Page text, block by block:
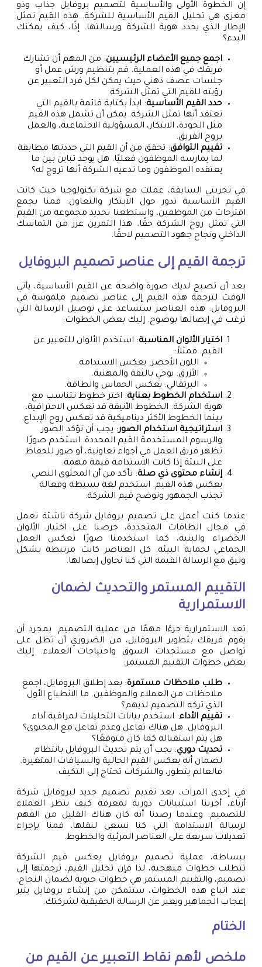
إن الخطوة الأولى والأساسية لتصميم بروفايل جذاب وذو
مغزى هي تحليل القيم الأساسية للشركة. هذه القيم تمثل
الإطار الذي يحدد هوية الشركة ورسالتها. إذًا، كيف يمكنك
البدء؟
اجمع جميع الأعضاء الرئيسيين: من المهم أن تشارك
فريقك في هذه العملية. قم بتنظيم ورش عمل أو
جلسات عصف ذهني حيث يمكن لكل فرد التعبير عن
رؤيته للقيم التي تمثل الشركة.
حدد القيم الأساسية: ابدأ بكتابة قائمة بالقيم التي
تعتقد أنها تمثل الشركة. يمكن أن تشمل هذه القيم
مثل الجودة، الابتكار، المسؤولية الاجتماعية، والعمل
بروح الفريق.
تقييم التوافق: تحقق من أن القيم التي حددتها مطابقة
لما يمارسه الموظفون فعليًا. هل يوجد تباين بين ما
يعتقده الموظفون وما تدعيه الشركة أنها تروج له؟
في تجربتي السابقة، عملت مع شركة تكنولوجيا حيث كانت
القيم الأساسية تدور حول الابتكار والتعاون. قمنا بجمع
اقترحات من الموظفين، واستطعنا تحديد مجموعة من القيم
التي تمثل روح الشركة حقًا. هذا التمرين عزز من التماسك
الداخلي ونجاح جهود التصميم لاحقًا.
ترجمة القيم إلى عناصر تصميم البروفايل
بعد أن تصبح لديك صورة واضحة عن القيم الأساسية، يأتي
الوقت لترجمة هذه القيم إلى عناصر تصميم ملموسة في
البروفايل. هذه العناصر ستساعد على توصيل الرسالة التي
ترغب في إيصالها بوضوح. إليك بعض الخطوات:
اختيار الألوان المناسبة: استخدم الألوان للتعبير عن
القيم. فمثلاً:
اللون الأخضر: يعكس الاستدامة.
الأزرق: يوحي بالثقة والمهنية.
البرتقالي: يعكس الحماس والطاقة.
استخدام الخطوط بعناية: اختر خطوط تتناسب مع
هوية الشركة. الخطوط الأنيقة قد تعكس الاحترافية،
بينما الخطوط الأكثر ديناميكية قد تعكس روح الإبداع.
استراتيجية استخدام الصور: يجب أن تؤكد الصور
والرسوم المستخدمة القيم المحددة. استخدم صورًا
تظهر فريق العمل في أجواء تعاونية، أو صور للحفاظ
على البيئة إذا كانت الاستدامة قيمة مهمة.
إنشاء محتوى ذي صلة: تأكد من أن المحتوى النصي
يعكس هذه القيم. استخدم لغة بسيطة وفعالة
تجذب الجمهور وتوضح قيم الشركة.
عندما كنت أعمل على تصميم بروفايل شركة ناشئة تعمل
في مجال الطاقات المتجددة، حرصنا على اختيار الألوان
الخضراء والبنية، كما استخدمنا صورًا تعكس العمل
الجماعي لحماية البيئة. كل العناصر كانت مرتبطة بشكل
وثيق مع الرسالة القيمة التي كنا نحاول إيصالها.
التقييم المستمر والتحديث لضمان
الاستمرارية
تعد الاستمرارية جزءًا مهمًا من عملية التصميم. بمجرد أن
يقوم فريقك بتطوير البروفايل، من الضروري أن تظل على
تواصل مع مستجدات السوق واحتياجات العملاء. إليك
بعض خطوات التقييم المستمر:
طلب ملاحظات مستمرة: بعد إطلاق البروفايل، اجمع
ملاحظات من العملاء والموظفين. ما الانطباع الأول
الذي تركه التصميم لديهم؟
تقييم الأداء: استخدم بيانات التحليلات لمراقبة أداء
البروفايل. هل هناك تفاعل وعدم تفاعل مع المحتوى؟
هل يتم استقباله كما كان متوقعًا؟
تحديث دوري: يجب أن يتم تحديث البروفايل بانتظام
لضمان أنه يعكس القيم الحالية والسياقات المتغيرة.
فالعالم يتطور، والشركات تحتاج إلى التكيف.
في إحدى المرات، بعد تقديم تصميم جديد لبروفايل شركة
أزياء، أجرينا استبيانات دورية لمعرفة كيف ينظر العملاء
للتصميم. وعندما رصدنا أنه كان هناك القليل من الفهم
لرسالة الاستدامة التي كنا نسعى لنقلها، قمنا بإجراء
تعديلات سريعة على العناصر المرئية والخطوط.
ببساطة، عملية تصميم بروفايل يعكس قيم الشركة
تتطلب خطوات منهجية، لذا فإن تحليل القيم، ترجمتها إلى
تصميم، والتقييم المستمر هي خطوات حيوية لضمان النجاح.
عند اتباع هذه الخطوات، ستتمكن من إنشاء بروفايل يثير
إعجاب الجماهير ويعبر عن الرسالة الحقيقية لشركتك.
الختام
ملخص لأهم نقاط التعبير عن القيم من